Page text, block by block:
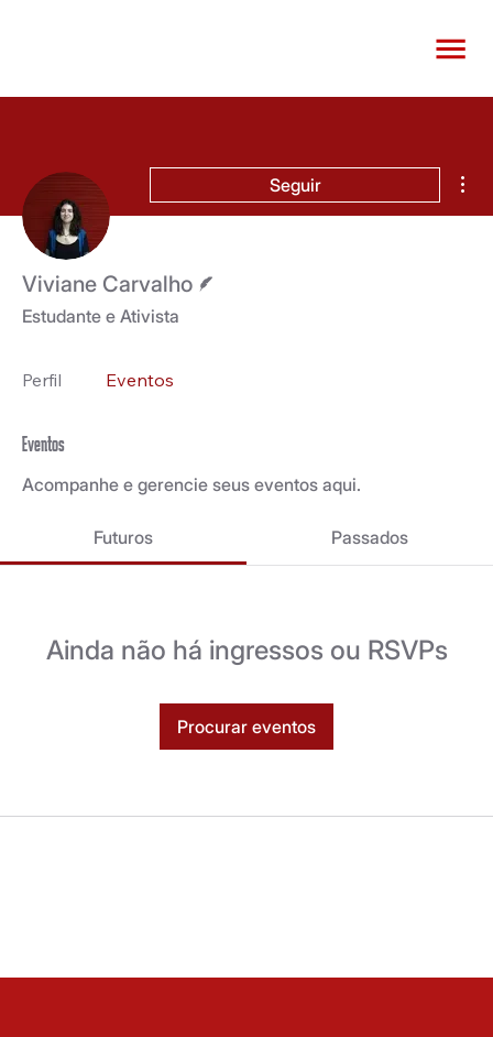
Seguir
Viviane Carvalho
Estudante e Ativista
Perfil Eventos
Eventos
Acompanhe e gerencie seus eventos aqui.
Futuros Passados
Ainda não há ingressos ou RSVPs
Procurar eventos